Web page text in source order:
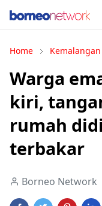
Home Kemalangan
Warga
kiri,
rumah
terbakar
Borneo Network